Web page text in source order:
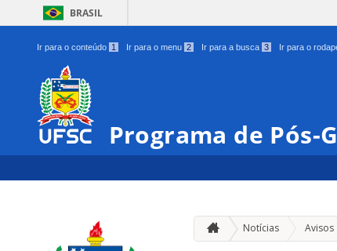
BRASIL
Ir para o conteúdo 1 Ir para o menu 2 Ir para a busca 3 Ir para o
Programa de Pós-
Notícias Avisos